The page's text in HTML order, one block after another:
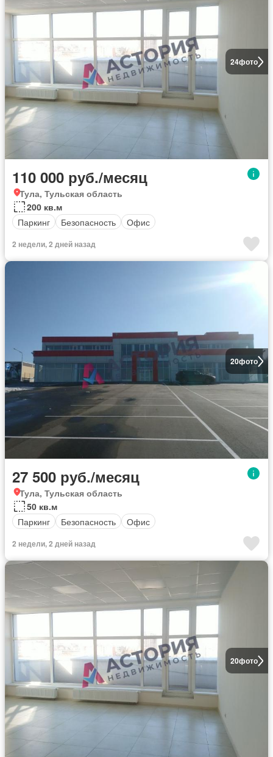
24фото
110 000 руб./месяц
Тула, Тульская область
200 кв.м
Паркинг
Безопасность Офис
2 недели, 2 дней назад
20фото
27 500 руб./месяц
Тула, Тульская область
50 кв.м
Паркинг
Безопасность Офис
2 недели, 2 дней назад
20фото